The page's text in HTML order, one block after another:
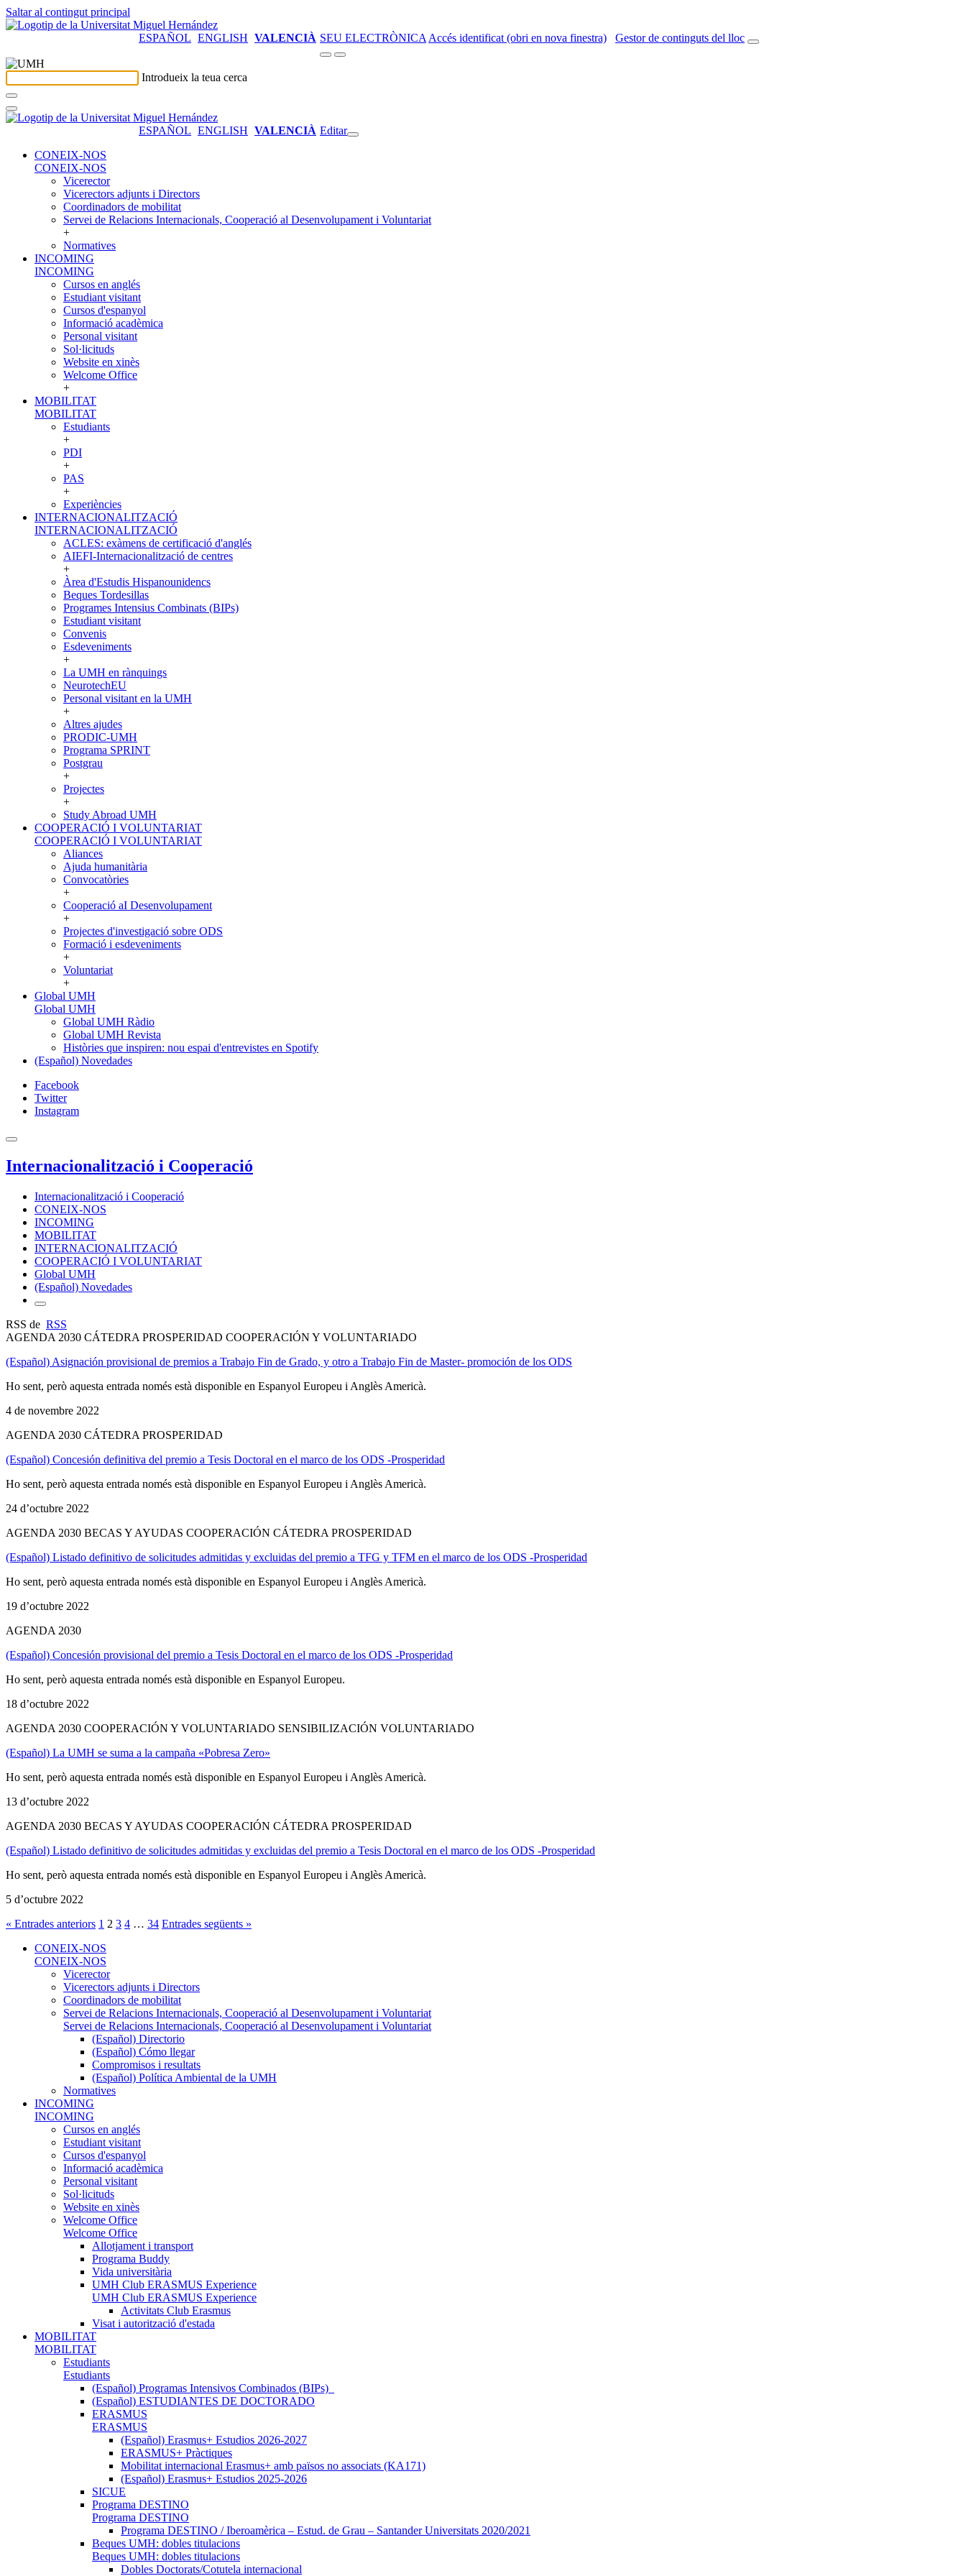
Saltar al contingut principal
ESPAÑOL ENGLISH VALENCIÀ SEU ELECTRÒNICA Accés identificat (obri en nova finestra) Gestor de continguts del lloc
Introdueix la teua cerca
ESPAÑOL ENGLISH VALENCIÀ Editar
CONEIX-NOS
CONEIX-NOS
Vicerector
Vicerectors adjunts i Directors
Coordinadors de mobilitat
Servei de Relacions Internacionals, Cooperació al Desenvolupament i Voluntariat
+
Normatives
INCOMING
INCOMING
Cursos en anglés
Estudiant visitant
Cursos d'espanyol
Informació acadèmica
Personal visitant
Sol·licituds
Website en xinès
Welcome Office
+
MOBILITAT
MOBILITAT
Estudiants
+
PDI
+
PAS
+
Experiències
INTERNACIONALITZACIÓ
INTERNACIONALITZACIÓ
ACLES: exàmens de certificació d'anglés
AIEFI-Internacionalització de centres
+
Àrea d'Estudis Hispanounidencs
Beques Tordesillas
Programes Intensius Combinats (BIPs)
Estudiant visitant
Convenis
Esdeveniments
+
La UMH en rànquings
NeurotechEU
Personal visitant en la UMH
+
Altres ajudes
PRODIC-UMH
Programa SPRINT
Postgrau
+
Projectes
+
Study Abroad UMH
COOPERACIÓ I VOLUNTARIAT
COOPERACIÓ I VOLUNTARIAT
Aliances
Ajuda humanitària
Convocatòries
+
Cooperació aI Desenvolupament
+
Projectes d'investigació sobre ODS
Formació i esdeveniments
+
Voluntariat
+
Global UMH
Global UMH
Global UMH Ràdio
Global UMH Revista
Històries que inspiren: nou espai d'entrevistes en Spotify
(Español) Novedades
Facebook
Twitter
Instagram
Internacionalització i Cooperació
Internacionalització i Cooperació
CONEIX-NOS
INCOMING
MOBILITAT
INTERNACIONALITZACIÓ
COOPERACIÓ I VOLUNTARIAT
Global UMH
(Español) Novedades
RSS de RSS
AGENDA 2030 CÁTEDRA PROSPERIDAD COOPERACIÓN Y VOLUNTARIADO
(Español) Asignación provisional de premios a Trabajo Fin de Grado, y otro a Trabajo Fin de Master- promoción de los ODS
Ho sent, però aquesta entrada només està disponible en Espanyol Europeu i Anglès Americà.
4 de novembre 2022
AGENDA 2030 CÁTEDRA PROSPERIDAD
(Español) Concesión definitiva del premio a Tesis Doctoral en el marco de los ODS -Prosperidad
Ho sent, però aquesta entrada només està disponible en Espanyol Europeu i Anglès Americà.
24 d’octubre 2022
AGENDA 2030 BECAS Y AYUDAS COOPERACIÓN CÁTEDRA PROSPERIDAD
(Español) Listado definitivo de solicitudes admitidas y excluidas del premio a TFG y TFM en el marco de los ODS -Prosperidad
Ho sent, però aquesta entrada només està disponible en Espanyol Europeu i Anglès Americà.
19 d’octubre 2022
AGENDA 2030
(Español) Concesión provisional del premio a Tesis Doctoral en el marco de los ODS -Prosperidad
Ho sent, però aquesta entrada només està disponible en Espanyol Europeu.
18 d’octubre 2022
AGENDA 2030 COOPERACIÓN Y VOLUNTARIADO SENSIBILIZACIÓN VOLUNTARIADO
(Español) La UMH se suma a la campaña «Pobresa Zero»
Ho sent, però aquesta entrada només està disponible en Espanyol Europeu i Anglès Americà.
13 d’octubre 2022
AGENDA 2030 BECAS Y AYUDAS COOPERACIÓN CÁTEDRA PROSPERIDAD
(Español) Listado definitivo de solicitudes admitidas y excluidas del premio a Tesis Doctoral en el marco de los ODS -Prosperidad
Ho sent, però aquesta entrada només està disponible en Espanyol Europeu i Anglès Americà.
5 d’octubre 2022
« Entrades anteriors 1 2 3 4 … 34 Entrades següents »
CONEIX-NOS
CONEIX-NOS
Vicerector
Vicerectors adjunts i Directors
Coordinadors de mobilitat
Servei de Relacions Internacionals, Cooperació al Desenvolupament i Voluntariat
Servei de Relacions Internacionals, Cooperació al Desenvolupament i Voluntariat
(Español) Directorio
(Español) Cómo llegar
Compromisos i resultats
(Español) Política Ambiental de la UMH
Normatives
INCOMING
INCOMING
Cursos en anglés
Estudiant visitant
Cursos d'espanyol
Informació acadèmica
Personal visitant
Sol·licituds
Website en xinès
Welcome Office
Welcome Office
Allotjament i transport
Programa Buddy
Vida universitària
UMH Club ERASMUS Experience
UMH Club ERASMUS Experience
Activitats Club Erasmus
Visat i autorització d'estada
MOBILITAT
MOBILITAT
Estudiants
Estudiants
(Español) Programas Intensivos Combinados (BIPs)_
(Español) ESTUDIANTES DE DOCTORADO
ERASMUS
ERASMUS
(Español) Erasmus+ Estudios 2026-2027
ERASMUS+ Pràctiques
Mobilitat internacional Erasmus+ amb països no associats (KA171)
(Español) Erasmus+ Estudios 2025-2026
SICUE
Programa DESTINO
Programa DESTINO
Programa DESTINO / Iberoamèrica – Estud. de Grau – Santander Universitats 2020/2021
Beques UMH: dobles titulacions
Beques UMH: dobles titulacions
Dobles Doctorats/Cotutela internacional